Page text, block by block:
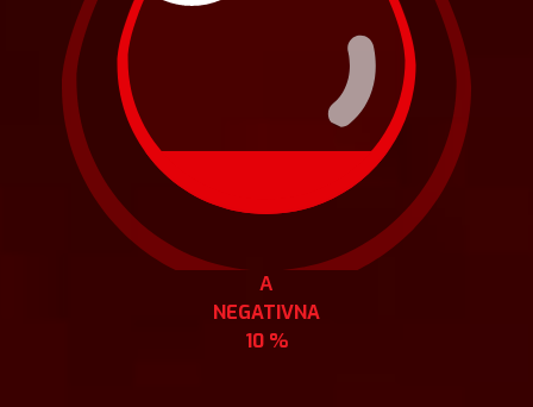
А
NEGATIVNA
10 %